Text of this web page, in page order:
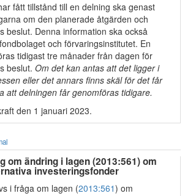
fått tillstånd till en delning ska genast
om den planerade åtgärden och
beslut. Denna information ska också
och förvaringsinstitutet. En
tidigast tre månader från dagen för
beslut. Om det kan antas att det ligger i
eller det annars finns skäl för det får
att delningen får genomföras tidigare.
den 1 januari 2023.
om ändring i lagen (2013:561) om
investeringsfonder
i fråga om lagen (2013:561) om